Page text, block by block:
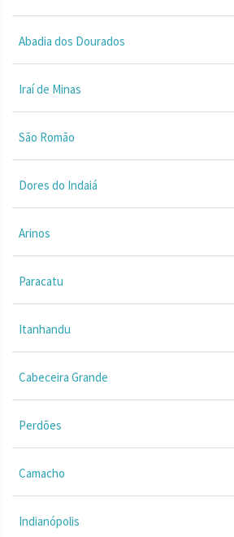
Abadia dos Dourados
Iraí de Minas
São Romão
Dores do Indaiá
Arinos
Paracatu
Itanhandu
Cabeceira Grande
Perdões
Camacho
Indianópolis